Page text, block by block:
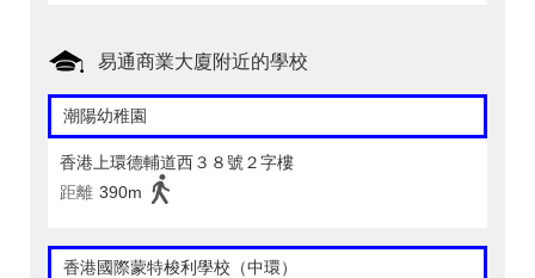
易通商業大廈附近的學校
潮陽幼稚園
香港上環德輔道西３８號２字樓
距離 390m
香港國際蒙特梭利學校（中環）